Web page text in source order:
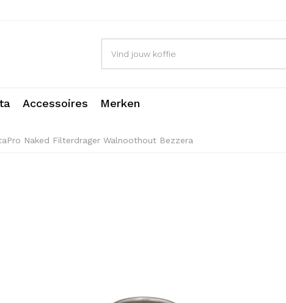
Accessoires Merken
Naked Filterdrager Walnoothout Bezzera